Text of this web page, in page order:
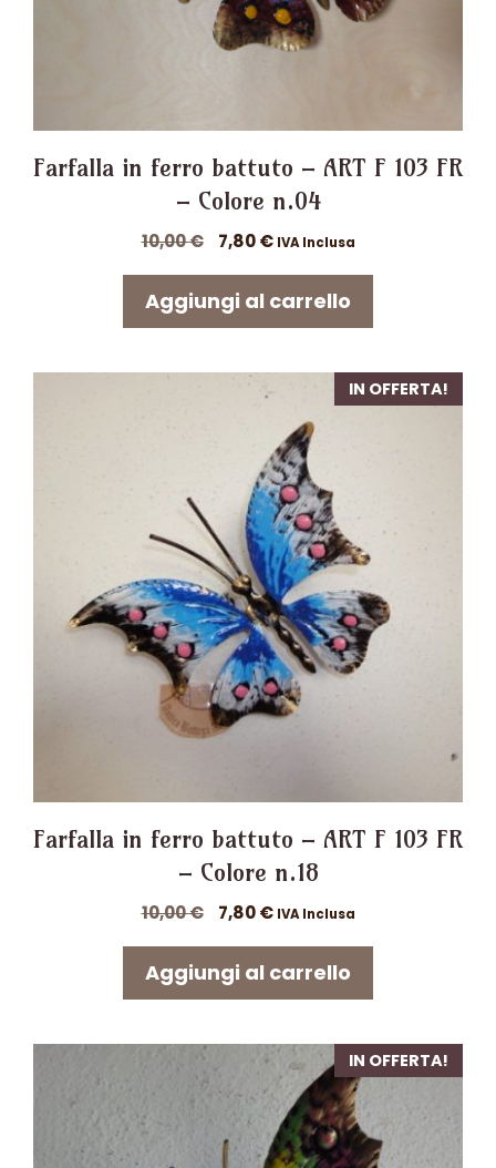
Farfalla in ferro battuto – ART F 103 FR
– Colore n.04
10,00€
Il
originale
era:
7,80€Il
attuale
IVA Inclusa
Aggiungi al carrello
IN OFFERTA!
Farfalla in ferro battuto – ART F 103 FR
– Colore n.18
10,00€
Il
originale
era:
7,80€Il
attuale
IVA Inclusa
Aggiungi al carrello
IN OFFERTA!